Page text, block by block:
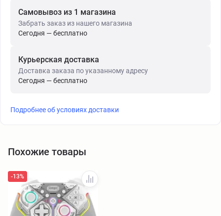
Самовывоз из 1 магазина
Забрать заказ из нашего магазина
Сегодня — бесплатно
Курьерская доставка
Доставка заказа по указанному адресу
Сегодня — бесплатно
Подробнее об условиях доставки
Похожие товары
-13%